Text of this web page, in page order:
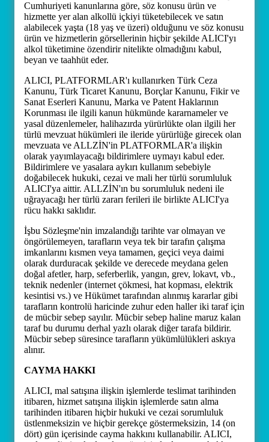
Cumhuriyeti kanunlarına göre, söz konusu ürün ve
hizmette yer alan alkollü içkiyi tüketebilecek ve satın
alabilecek yaşta (18 yaş ve üzeri) olduğunu ve söz konusu
ürün ve hizmetlerin görsellerinin hiçbir şekilde ALICI'yı
alkol tüketimine özendirir nitelikte olmadığını kabul,
beyan ve taahhüt eder.
ALICI, PLATFORMLAR'ı kullanırken Türk Ceza
Kanunu, Türk Ticaret Kanunu, Borçlar Kanunu, Fikir ve
Sanat Eserleri Kanunu, Marka ve Patent Haklarının
Korunması ile ilgili kanun hükmünde kararnameler ve
yasal düzenlemeler, halihazırda yürürlükte olan ilgili her
türlü mevzuat hükümleri ile ileride yürürlüğe girecek olan
mevzuata ve ALLZİN'in PLATFORMLAR'a ilişkin
olarak yayımlayacağı bildirimlere uymayı kabul eder.
Bildirimlere ve yasalara aykırı kullanım sebebiyle
doğabilecek hukuki, cezai ve mali her türlü sorumluluk
ALICI'ya aittir. ALLZİN'ın bu sorumluluk nedeni ile
uğrayacağı her türlü zararı ferileri ile birlikte ALICI'ya
rücu hakkı saklıdır.
İşbu Sözleşme'nin imzalandığı tarihte var olmayan ve
öngörülemeyen, tarafların veya tek bir tarafın çalışma
imkanlarını kısmen veya tamamen, geçici veya daimi
olarak durduracak şekilde ve derecede meydana gelen
doğal afetler, harp, seferberlik, yangın, grev, lokavt, vb.,
teknik nedenler (internet çökmesi, hat kopması, elektrik
kesintisi vs.) ve Hükümet tarafından alınmış kararlar gibi
tarafların kontrolü haricinde zuhur eden haller iki taraf için
de mücbir sebep sayılır. Mücbir sebep haline maruz kalan
taraf bu durumu derhal yazlı olarak diğer tarafa bildirir.
Mücbir sebep süresince tarafların yükümlülükleri askıya
alınır.
CAYMA HAKKI
ALICI, mal satışına ilişkin işlemlerde teslimat tarihinden
itibaren, hizmet satışına ilişkin işlemlerde satın alma
tarihinden itibaren hiçbir hukuki ve cezai sorumluluk
üstlenmeksizin ve hiçbir gerekçe göstermeksizin, 14 (on
dört) gün içerisinde cayma hakkını kullanabilir. ALICI,